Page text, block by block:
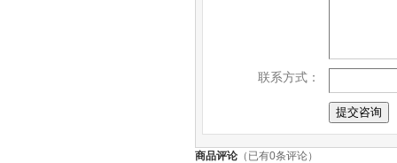
联系方式：
商品评论 （已有0条评论）